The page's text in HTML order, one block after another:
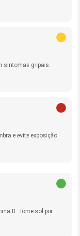
sintomas gripais.
e evite exposição
D. Tome sol por